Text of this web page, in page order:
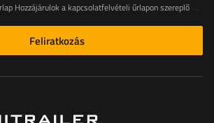
űrlapon szereplő személyes adataimnak az Európai Parlament és a Tanács (EU) rendeletével összhangban történő kezeléséhez
Feliratkozás